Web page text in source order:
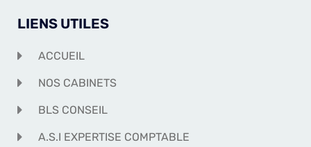
LIENS UTILES
ACCUEIL
NOS CABINETS
BLS CONSEIL
A.S.I EXPERTISE COMPTABLE